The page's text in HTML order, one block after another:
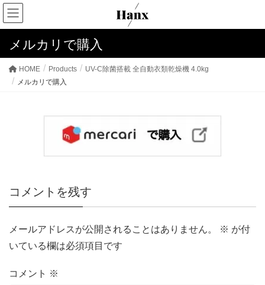
メルカリで購入
HOME Products
UV-C除菌搭載 全自動衣類乾燥機 4.0kg
メルカリで購入
コメントを残す
メールアドレスが公開されることはありません。 ※ が付
いている欄は必須項目です
コメント ※